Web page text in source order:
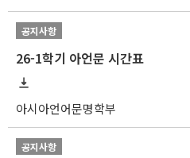
공지사항
26-1학기 아언문 시간표
아시아언어문명학부
공지사항